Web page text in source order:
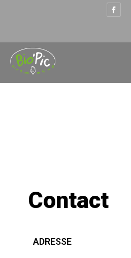
Contact
ADRESSE